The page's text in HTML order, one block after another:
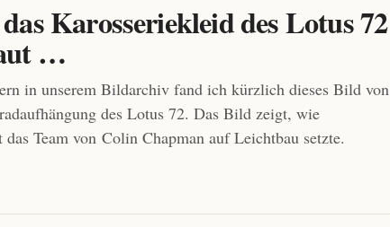
Karosseriekleid des Lotus 72
…
in unserem Bildarchiv fand ich kürzlich dieses Bild von
des Lotus 72. Das Bild zeigt, wie
das Team von Colin Chapman auf Leichtbau setzte.